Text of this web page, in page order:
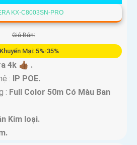
KX-C8003SN-PRO
Giá Bán:
Mại: 5%-35%
4k 👍🏾 .
: IP POE.
: Full Color 50m Có Màu Ban
Kim loại.